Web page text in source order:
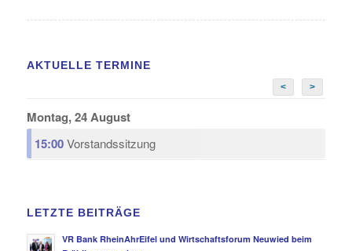
AKTUELLE TERMINE
< >
Montag, 24 August
15:00Vorstandssitzung
LETZTE BEITRÄGE
VR Bank RheinAhrEifel und Wirtschaftsforum Neuwied beim